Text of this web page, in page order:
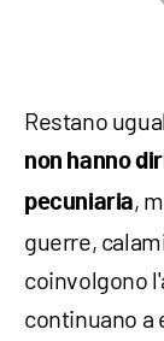
Restano
non hanno
pecuniaria,
guerre,
coinvolgono
continuano a